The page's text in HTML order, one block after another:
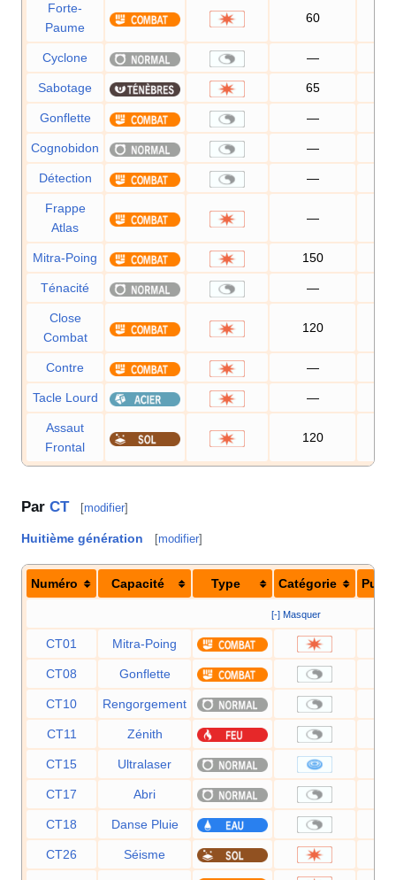
Forte-
Paume
60
Cyclone —
Sabotage 65
Gonflette —
Cognobidon —
Détection —
Frappe
Atlas
—
Mitra-Poing 150
Ténacité —
Close
Combat
120
Contre —
Tacle Lourd —
Assaut
Frontal
120
Par CT [modifier]
Huitième génération [modifier]
Numéro Capacité Type Catégorie
[-] Masquer
CT01 Mitra-Poing
CT08 Gonflette
CT10 Rengorgement
CT11 Zénith
CT15 Ultralaser
CT17 Abri
CT18 Danse Pluie
CT26 Séisme